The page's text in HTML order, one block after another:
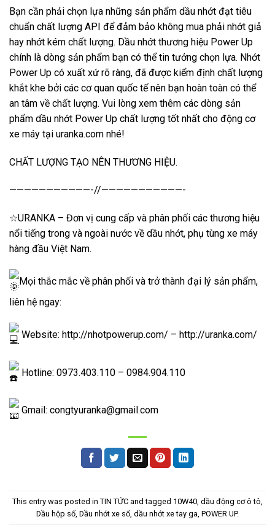
Bạn cần phải chọn lựa những sản phẩm dầu nhớt đạt tiêu
chuẩn chất lượng API để đảm bảo không mua phải nhớt giả
hay nhớt kém chất lượng. Dầu nhớt thương hiệu Power Up
chính là dòng sản phẩm bạn có thể tin tưởng chọn lựa. Nhớt
Power Up có xuất xứ rõ ràng, đã được kiểm định chất lượng
khắt khe bởi các cơ quan quốc tế nên bạn hoàn toàn có thể
an tâm về chất lượng. Vui lòng xem thêm các dòng sản
phẩm dầu nhớt Power Up chất lượng tốt nhất cho động cơ
xe máy tại uranka.com nhé!
CHẤT LƯỢNG TẠO NÊN THƯƠNG HIỆU.
———————————-//———————————-
☆URANKA – Đơn vị cung cấp và phân phối các thương hiệu
nổi tiếng trong và ngoài nước về dầu nhớt, phụ tùng xe máy
hàng đầu Việt Nam.
Mọi thắc mắc về phân phối và trở thành đại lý sản phẩm,
liên hệ ngay:
Website: http://nhotpowerup.com/ – http://uranka.com/
Hotline: 0973.403.110 – 0984.904.110
Gmail: congtyuranka@gmail.com
This entry was posted in TIN TỨC and tagged 10W40 dầu động cơ ô tô
Dầu hộp số, Dầu nhớt xe số, dầu nhớt xe tay ga POWER UP.